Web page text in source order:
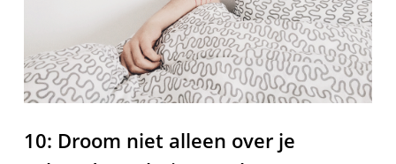
10: Droom niet alleen over je